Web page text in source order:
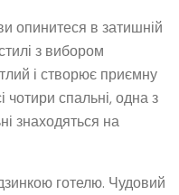
опинитеся в затишній
з вибором
і створює приємну
спальні, одна з
знаходяться на
готелю. Чудовий